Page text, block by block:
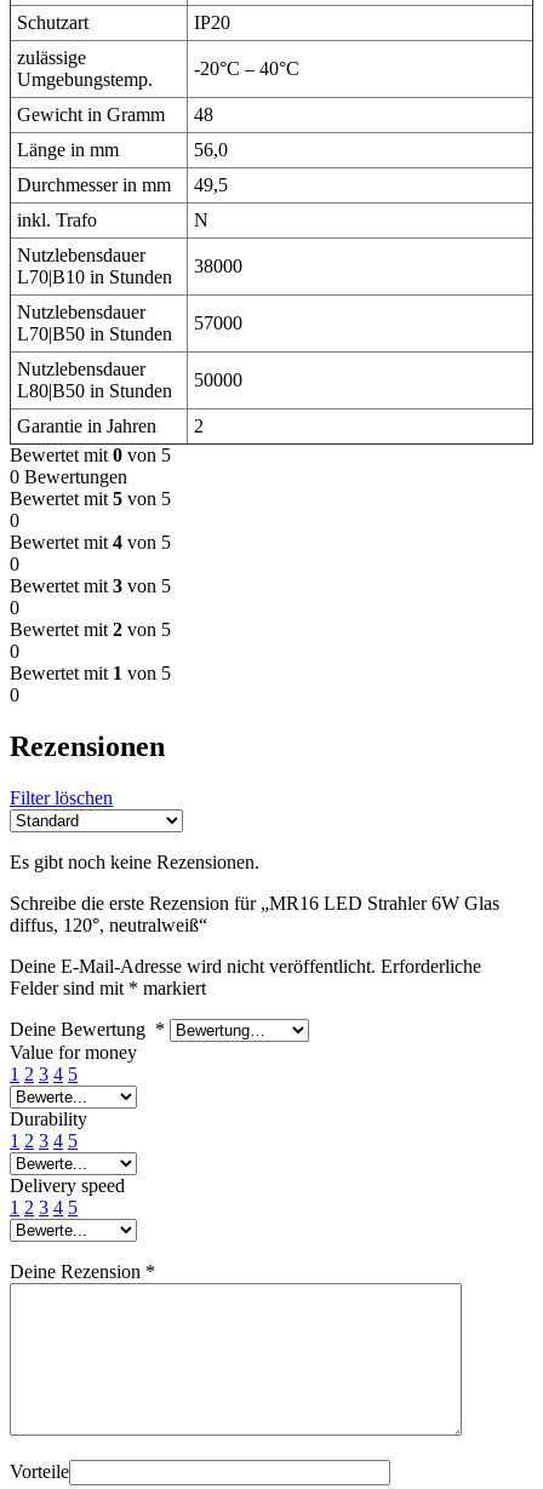
Schutzart
IP20
zulässige
Umgebungstemp.
-20°C – 40°C
Gewicht in Gramm
48
Länge in mm
56,0
Durchmesser in mm
49,5
inkl. Trafo
N
Nutzlebensdauer
L70|B10 in Stunden
38000
Nutzlebensdauer
L70|B50 in Stunden
57000
Nutzlebensdauer
L80|B50 in Stunden
50000
Garantie in Jahren
2
Bewertet mit0 von 5
0 Bewertungen
Bewertet mit5 von 5
0
Bewertet mit4 von 5
0
Bewertet mit3 von 5
0
Bewertet mit2 von 5
0
Bewertet mit 1 von 5
0
Rezensionen
Filter löschen
Es gibt noch keine Rezensionen.
Schreibe die erste Rezension für „MR16 LED Strahler 6W Glas
diffus, 120°, neutralweiß“
Deine E-Mail-Adresse wird nicht veröffentlicht. Erforderliche
Felder sind mit * markiert
Deine Bewertung *
Value for money
1 2 3 4 5
Durability
1 2 3 4 5
Delivery speed
1 2 3 4 5
Deine Rezension *
Vorteile